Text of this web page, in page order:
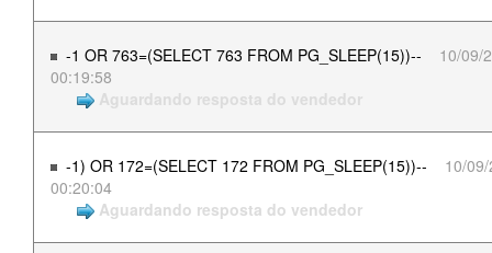
-1 OR 763=(SELECT 763 FROM PG_SLEEP(15))--
10/09/
00:19:58
Aguardando resposta do vendedor
-1) OR 172=(SELECT 172 FROM PG_SLEEP(15))--
10/
00:20:04
Aguardando resposta do vendedor